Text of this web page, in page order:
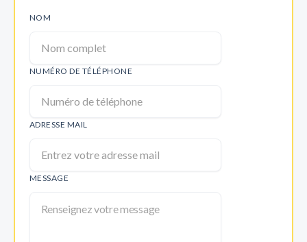
NOM
NUMÉRO DE TÉLÉPHONE
ADRESSE MAIL
MESSAGE